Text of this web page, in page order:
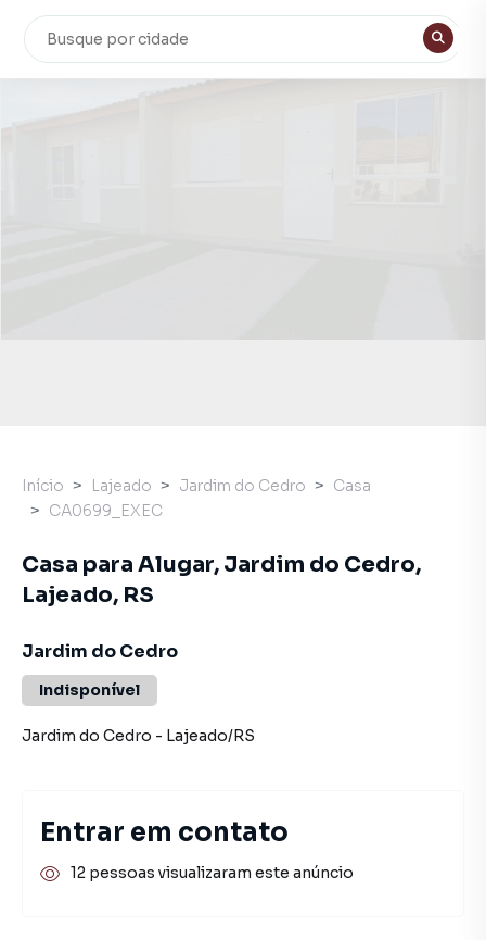
Início Lajeado Jardim do Cedro
Casa
CA0699_EXEC
Casa para Alugar, Jardim do Cedro,
Lajeado, RS
Jardim do Cedro
Indisponível
Jardim do Cedro - Lajeado/RS
Entrar em contato
12 pessoas visualizaram este anúncio